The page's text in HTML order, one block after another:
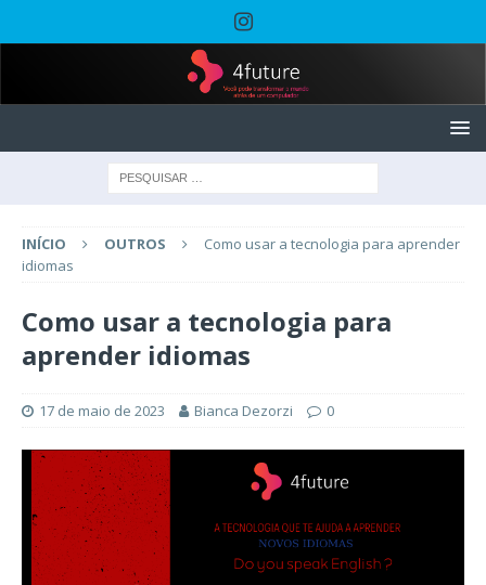
INÍCIO OUTROS
Como usar a tecnologia para aprender
idiomas
Como usar a tecnologia para
aprender idiomas
17 de maio de 2023 Bianca Dezorzi 0